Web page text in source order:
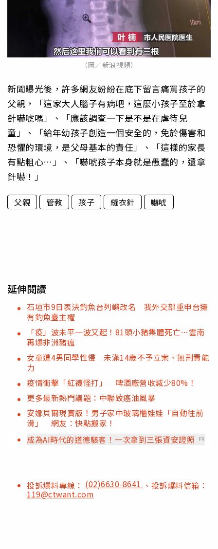
（圖／新浪視頻）
新聞曝光後，許多網友紛紛在底下留言痛罵孩子的
父親，「這家大人腦子有病吧，這麼小孩子至於拿
針嚇唬嗎」、「應該調查一下是不是在虐待兒
童」、「給年幼孩子創造一個安全的，免於傷害和
恐懼的環境，是父母基本的責任」、「這樣的家長
有點粗心…」、「嚇唬孩子本身就是愚蠢的，還拿
針嚇！」
父親 管教 孩子 縫衣針 嚇唬
延伸閱讀
石垣市9日表決釣魚台列嶼改名 我外交部重申台擁
有釣魚臺主權
「疫」波未平一波又起！81頭小豬集體死亡…雲南
再爆非洲豬瘟
女童遭4男同學性侵 未滿14歲不予立案、無刑責能
力
疫情衝擊「紅襪怪打」 啤酒廠營收減少80%！
更多最新熱門議題：中聯致癌油風暴
安娜貝爾現實版！男子家中玻璃櫃娃娃「自動往前
滑」 網友：快點搬家！
成為AI時代的道德駭客！一次拿到三張資安證照
PR
投訴爆料專線： (02)6630-8641 、投訴爆料信箱：
119@ctwant.com